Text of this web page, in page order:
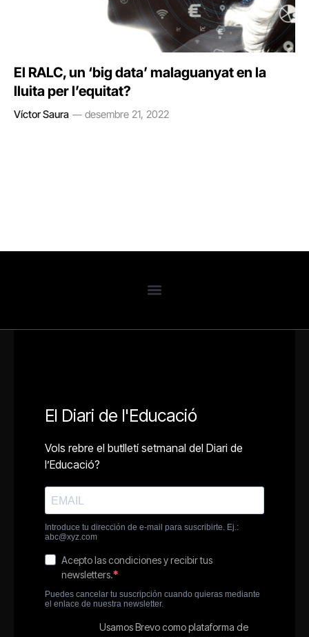
El RALC, un ‘big data’ malaguanyat en la
lluita per l’equitat?
Víctor Saura desembre 21, 2022